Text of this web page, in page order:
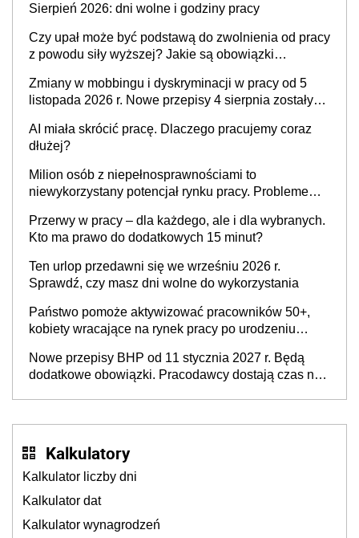
Sierpień 2026: dni wolne i godziny pracy
Czy upał może być podstawą do zwolnienia od pracy
z powodu siły wyższej? Jakie są obowiązki
Zmiany w mobbingu i dyskryminacji w pracy od 5
listopada 2026 r. Nowe przepisy 4 sierpnia zostały
AI miała skrócić pracę. Dlaczego pracujemy coraz
dłużej?
Milion osób z niepełnosprawnościami to
niewykorzystany potencjał rynku pracy. Problemem
refundacji, ale bariery po stronie systemu i
świadomości pracodawców [WYWIAD]
Przerwy w pracy – dla każdego, ale i dla wybranych.
Kto ma prawo do dodatkowych 15 minut?
Ten urlop przedawni się we wrześniu 2026 r.
Sprawdź, czy masz dni wolne do wykorzystania
Państwo pomoże aktywizować pracowników 50+,
kobiety wracające na rynek pracy po urodzeniu
neuroatypowe. Powstanie Fundusz na rzecz
Inkluzywności w Zatrudnianiu?
Nowe przepisy BHP od 11 stycznia 2027 r. Będą
dodatkowe obowiązki. Pracodawcy dostają czas na
Kalkulatory
Kalkulator liczby dni
Kalkulator dat
Kalkulator wynagrodzeń